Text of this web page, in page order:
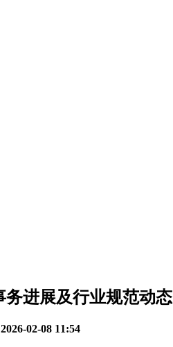
进展及行业规范动态
2026-02-08 11:54